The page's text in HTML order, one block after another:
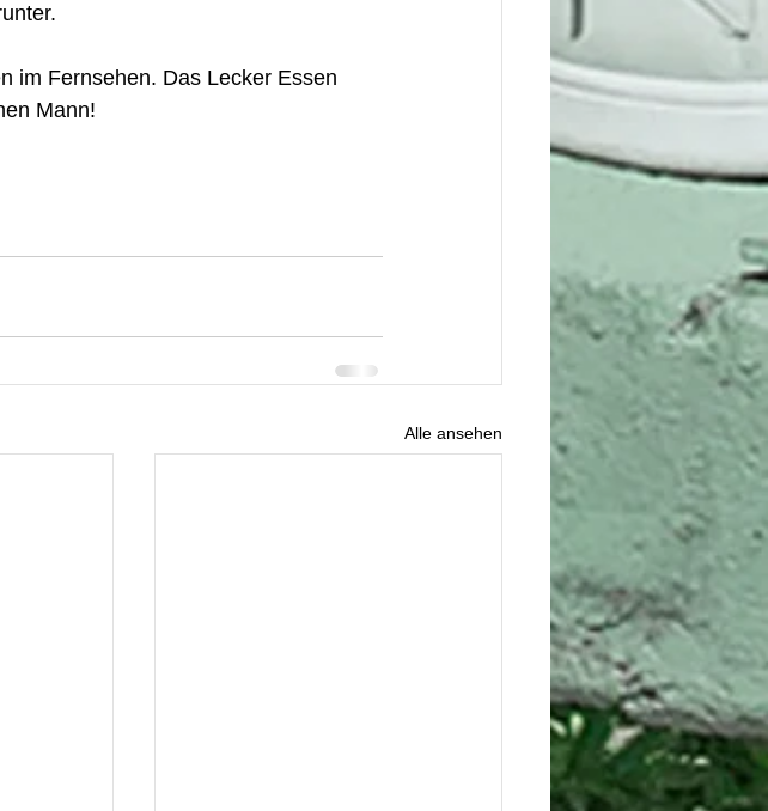
im Fernsehen. Das Lecker Essen
Mann!
Alle ansehen